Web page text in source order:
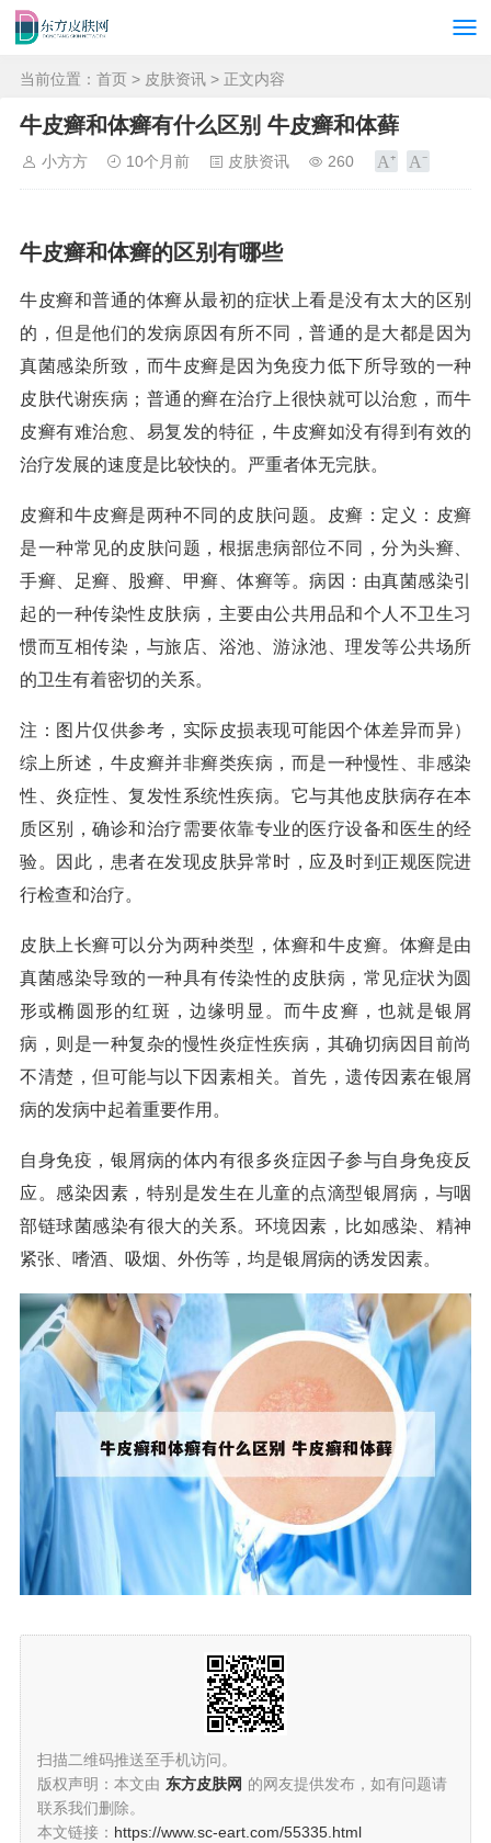
当前位置： 首页 > 皮肤资讯 > 正文内容
牛皮癣和体癣有什么区别 牛皮癣和体藓
小方方 10个月前 皮肤资讯 260
牛皮癣和体癣的区别有哪些
牛皮癣和普通的体癣从最初的症状上看是没有太大的区别
的，但是他们的发病原因有所不同，普通的是大都是因为
真菌感染所致，而牛皮癣是因为免疫力低下所导致的一种
皮肤代谢疾病；普通的癣在治疗上很快就可以治愈，而牛
皮癣有难治愈、易复发的特征，牛皮癣如没有得到有效的
治疗发展的速度是比较快的。严重者体无完肤。
皮癣和牛皮癣是两种不同的皮肤问题。皮癣：定义：皮癣
是一种常见的皮肤问题，根据患病部位不同，分为头癣、
手癣、足癣、股癣、甲癣、体癣等。病因：由真菌感染引
起的一种传染性皮肤病，主要由公共用品和个人不卫生习
惯而互相传染，与旅店、浴池、游泳池、理发等公共场所
的卫生有着密切的关系。
注：图片仅供参考，实际皮损表现可能因个体差异而异）
综上所述，牛皮癣并非癣类疾病，而是一种慢性、非感染
性、炎症性、复发性系统性疾病。它与其他皮肤病存在本
质区别，确诊和治疗需要依靠专业的医疗设备和医生的经
验。因此，患者在发现皮肤异常时，应及时到正规医院进
行检查和治疗。
皮肤上长癣可以分为两种类型，体癣和牛皮癣。体癣是由
真菌感染导致的一种具有传染性的皮肤病，常见症状为圆
形或椭圆形的红斑，边缘明显。而牛皮癣，也就是银屑
病，则是一种复杂的慢性炎症性疾病，其确切病因目前尚
不清楚，但可能与以下因素相关。首先，遗传因素在银屑
病的发病中起着重要作用。
自身免疫，银屑病的体内有很多炎症因子参与自身免疫反
应。感染因素，特别是发生在儿童的点滴型银屑病，与咽
部链球菌感染有很大的关系。环境因素，比如感染、精神
紧张、嗜酒、吸烟、外伤等，均是银屑病的诱发因素。
扫描二维码推送至手机访问。
版权声明：本文由 东方皮肤网 的网友提供发布，如有问题请
联系我们删除。
本文链接： https://www.sc-eart.com/55335.html